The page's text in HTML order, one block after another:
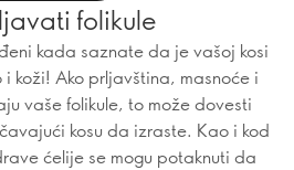
folikule
kada saznate da je vašoj kosi
koži! Ako prljavština, masnoće i
vaše folikule, to može dovesti
kosu da izraste. Kao i kod
ćelije se mogu potaknuti da